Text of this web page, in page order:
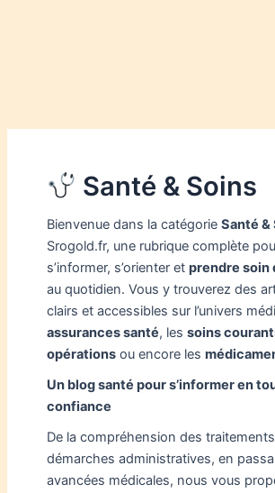
Santé & Soins
Bienvenue dans la catégorie Santé &
Srogold.fr, une rubrique complète
s’informer, s’orienter et prendre soin
au quotidien. Vous y trouverez des
clairs et accessibles sur l’univers
assurances santé, les soins
opérationsou encore les
Un blog santé pour s’informer en
confiance
De la compréhension des
démarches administratives, en
avancées médicales, nous vous